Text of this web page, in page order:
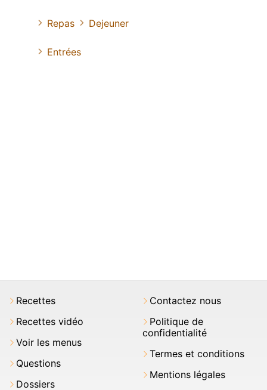
Repas Dejeuner
Entrées
Recettes
Recettes vidéo
Voir les menus
Questions
Dossiers
Contactez nous
Politique de
confidentialité
Termes et conditions
Mentions légales